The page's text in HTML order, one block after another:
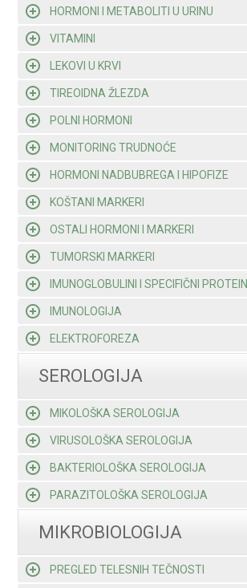
HORMONI I METABOLITI U URINU
VITAMINI
LEKOVI U KRVI
TIREOIDNA ŽLEZDA
POLNI HORMONI
MONITORING TRUDNOĆE
HORMONI NADBUBREGA I HIPOFIZE
KOŠTANI MARKERI
OSTALI HORMONI I MARKERI
TUMORSKI MARKERI
IMUNOGLOBULINI I SPECIFIČNI PROTEINI
IMUNOLOGIJA
ELEKTROFOREZA
SEROLOGIJA
MIKOLOŠKA SEROLOGIJA
VIRUSOLOŠKA SEROLOGIJA
BAKTERIOLOŠKA SEROLOGIJA
PARAZITOLOŠKA SEROLOGIJA
MIKROBIOLOGIJA
PREGLED TELESNIH TEČNOSTI